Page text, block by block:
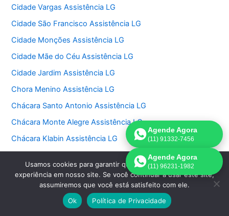
Cidade Vargas Assistência LG
Cidade São Francisco Assistência LG
Cidade Monções Assistência LG
Cidade Mãe do Céu Assistência LG
Cidade Jardim Assistência LG
Chora Menino Assistência LG
Chácara Santo Antonio Assistência LG
Chácara Monte Alegre Assistência LG
Chácara Klabin Assistência LG
Chácara Inglesa Assistência LG
Chácara Flora Assistência LG
Chácara Belenzinho Assistência LG
Agende Agora
(11) 91332-7456
Agende Agora
(11) 96231-1982
Usamos cookies para garantir que oferecemos a melhor
experiência em nosso site. Se você continuar a usar este site,
assumiremos que você está satisfeito com ele.
Ok
Política de Privacidade